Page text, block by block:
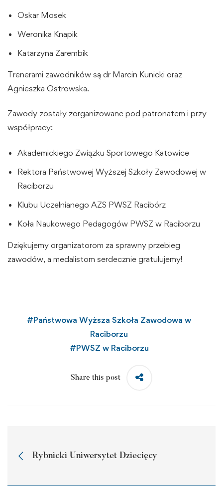
Oskar Mosek
Weronika Knapik
Katarzyna Zarembik
Trenerami zawodników są dr Marcin Kunicki oraz
Agnieszka Ostrowska.
Zawody zostały zorganizowane pod patronatem i przy
współpracy:
Akademickiego Związku Sportowego Katowice
Rektora Państwowej Wyższej Szkoły Zawodowej w
Raciborzu
Klubu Uczelnianego AZS PWSZ Racibórz
Koła Naukowego Pedagogów PWSZ w Raciborzu
Dziękujemy organizatorom za sprawny przebieg
zawodów, a medalistom serdecznie gratulujemy!
#Państwowa Wyższa Szkoła Zawodowa w
Raciborzu
#PWSZ w Raciborzu
Share this post
Rybnicki Uniwersytet Dziecięcy